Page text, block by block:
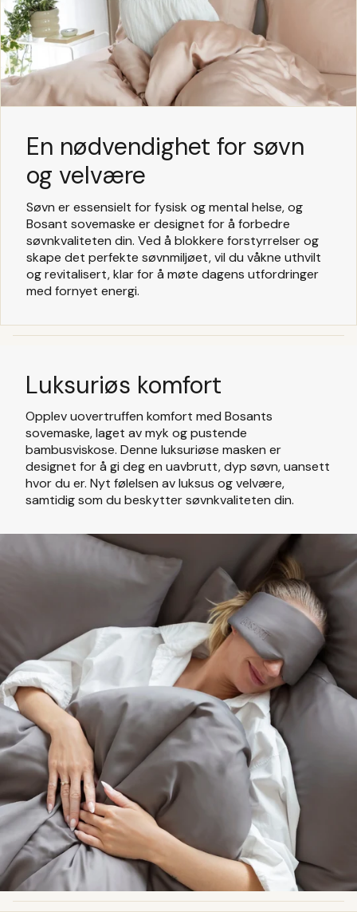
En nødvendighet for søvn
og velvære
Søvn er essensielt for fysisk og mental helse, og
Bosant sovemaske er designet for å forbedre
søvnkvaliteten din. Ved å blokkere forstyrrelser og
skape det perfekte søvnmiljøet, vil du våkne uthvilt
og revitalisert, klar for å møte dagens utfordringer
med fornyet energi.
Luksuriøs komfort
Opplev uovertruffen komfort med Bosants
sovemaske, laget av myk og pustende
bambusviskose. Denne luksuriøse masken er
designet for å gi deg en uavbrutt, dyp søvn, uansett
hvor du er. Nyt følelsen av luksus og velvære,
samtidig som du beskytter søvnkvaliteten din.